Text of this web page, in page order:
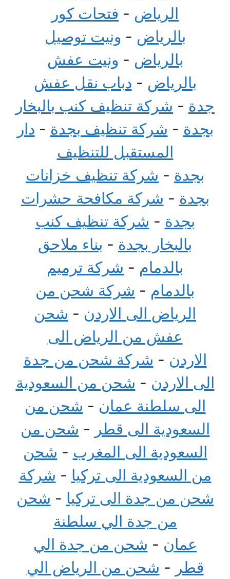
الرياض - فتحات كور
بالرياض - ونيت توصيل
بالرياض - ونيت عفش
بالرياض - دباب نقل عفش
جدة - شركة تنظيف كنب بالبخار
بجدة - شركة تنظيف بجدة - دار
المستقبل للتنظيف
بجدة - شركة تنظيف خزانات
بجدة - شركة مكافحة حشرات
بجدة - شركة تنظيف كنب
بالبخار بجدة - بناء ملاحق
بالدمام - شركة ترميم
بالدمام - شركة شحن من
الرياض الى الاردن - شحن
عفش من الرياض الى
الاردن - شركة شحن من جدة
الى الاردن - شحن من السعودية
الى سلطنة عمان - شحن من
السعودية الى قطر - شحن من
السعودية الى المغرب - شحن
من السعودية الى تركيا - شركة
شحن من جدة الى تركيا - شحن
من جدة الي سلطنة
عمان - شحن من جدة الي
قطر - شحن من الرياض الي